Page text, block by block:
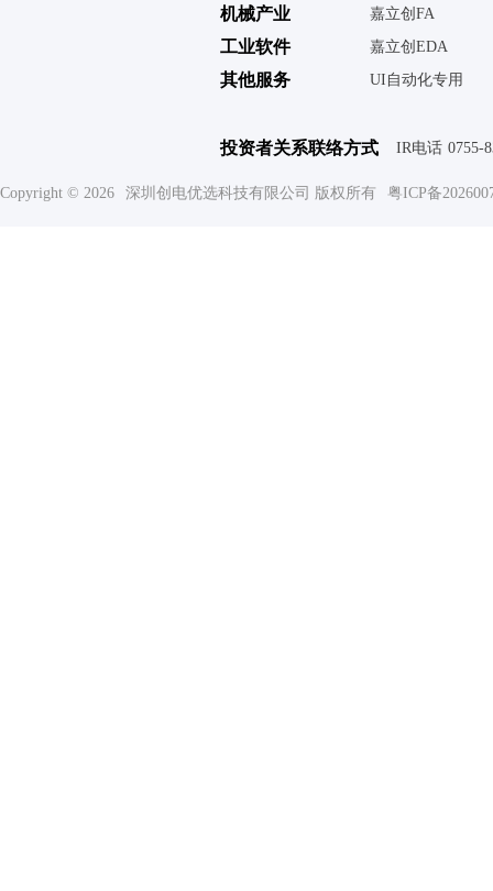
机械产业 嘉立创FA
工业软件 嘉立创EDA
其他服务 UI自动化专用
投资者关系联络方式 IR电话 0755-
Copyright © 2026 深圳创电优选科技有限公司 版权所有 粤ICP备